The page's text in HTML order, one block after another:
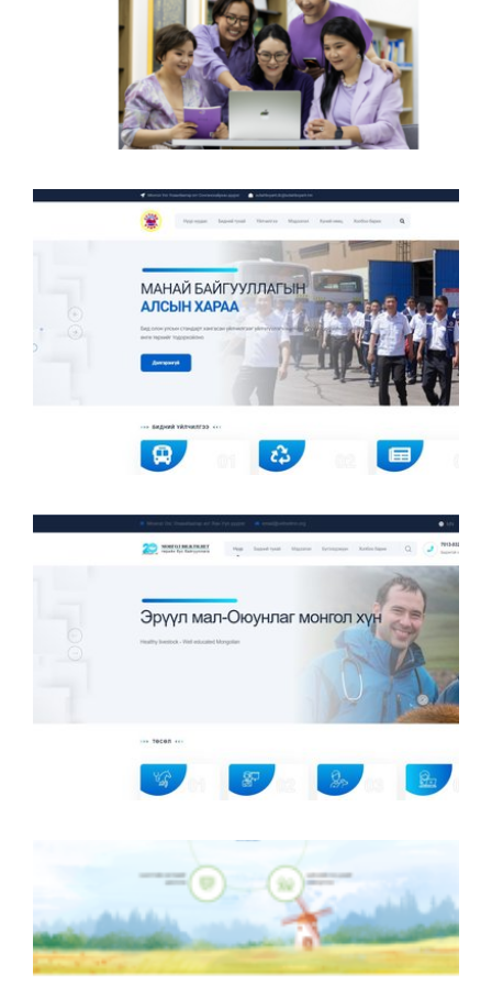
Эмэгтэйчүүдэд Зориулсан Мэдлэг,
Мэдээллийн Итгэлтэй Эх Сурвалж,
Сутайн Буянт ХХК
Гэрийн Тэжээвэр Амьтад, Мал Эмнэлгийн Вэб
Сайт